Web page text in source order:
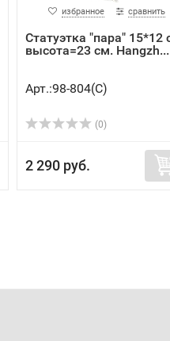
избранное сравнить
Статуэтка "пара" 15*12
высота=23 см. Hangzh...
Арт.:98-804(C)
(0)
2 290 руб.